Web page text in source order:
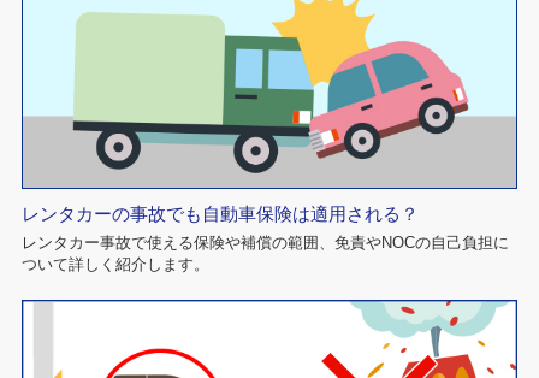
レンタカーの事故でも自動車保険は適用される？
レンタカー事故で使える保険や補償の範囲、免責やNOCの自己負担に
ついて詳しく紹介します。